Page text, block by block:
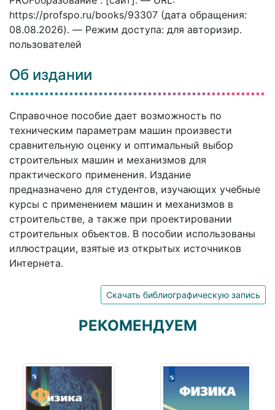
https://profspo.ru/books/93307 (дата обращения:
08.08.2026). — Режим доступа: для авторизир.
пользователей
Об издании
Справочное пособие дает возможность по
техническим параметрам машин произвести
сравнительную оценку и оптимальный выбор
строительных машин и механизмов для
практического применения. Издание
предназначено для студентов, изучающих учебные
курсы с применением машин и механизмов в
строительстве, а также при проектировании
строительных объектов. В пособии использованы
иллюстрации, взятые из открытых источников
Интернета.
Скачать библиографическую запись
РЕКОМЕНДУЕМ